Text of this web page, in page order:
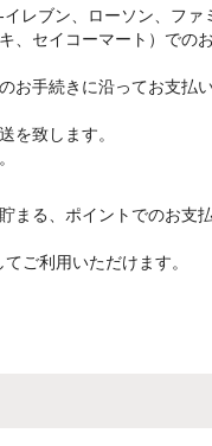
レブン、ローソン、ファ
、セイコーマート）での
お手続きに沿ってお支払
を致します。
まる、ポイントでのお支
ご利用いただけます。